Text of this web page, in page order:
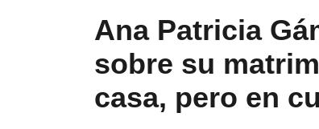
Ana Patricia
sobre su
casa, pero en